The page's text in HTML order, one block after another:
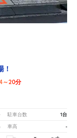
！
～20分
駐車台数 1台
車高 -